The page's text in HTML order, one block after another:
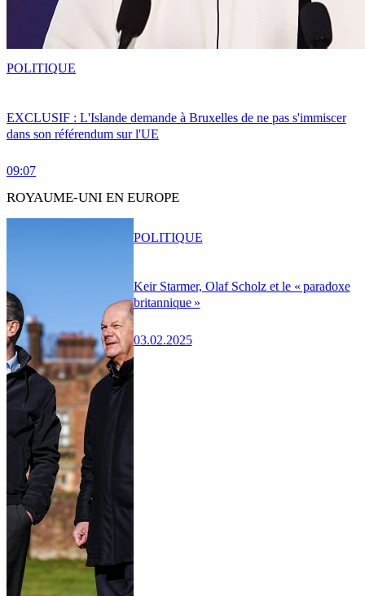
EXCLUSIF : L'Islande demande à Bruxelles de ne pas s'immiscer
dans son référendum sur l'UE
09:07
POLITIQUE
ROYAUME-UNI EN EUROPE
Keir Starmer, Olaf Scholz et le « paradoxe
britannique »
03.02.2025
POLITIQUE